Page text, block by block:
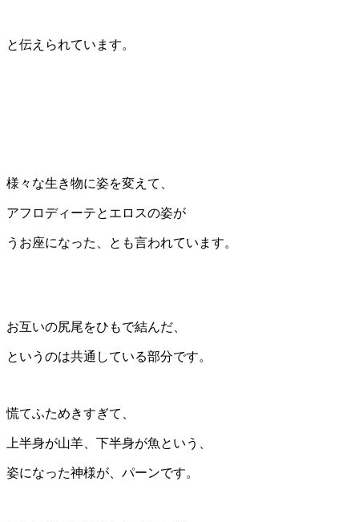
と伝えられています。
様々な生き物に姿を変えて、
アフロディーテとエロスの姿が
うお座になった、とも言われています。
お互いの尻尾をひもで結んだ、
というのは共通している部分です。
慌てふためきすぎて、
上半身が山羊、下半身が魚という、
姿になった神様が、パーンです。